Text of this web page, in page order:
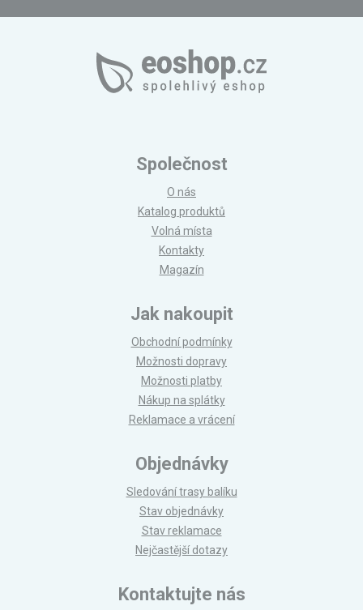
Společnost
O nás
Katalog produktů
Volná místa
Kontakty
Magazín
Jak nakoupit
Obchodní podmínky
Možnosti dopravy
Možnosti platby
Nákup na splátky
Reklamace a vrácení
Objednávky
Sledování trasy balíku
Stav objednávky
Stav reklamace
Nejčastější dotazy
Kontaktujte nás